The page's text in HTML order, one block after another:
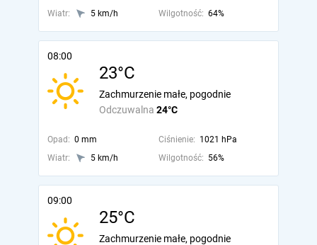
Wiatr: 5 km/h Wilgotność: 64%
08:00
23°C
Odczuwalna 24°C
Zachmurzenie małe, pogodnie
Opad: 0 mm Ciśnienie: 1021 hPa
Wiatr:
5 km/h Wilgotność: 56%
09:00
25°C
Zachmurzenie małe, pogodnie